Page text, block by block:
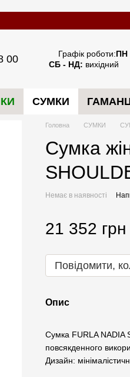
00 Графік роботи:ПН
СБ - НД: вихідний
СУМКИ
Головна СУМКИ
Сумка
Немає в наявності
21 352 грн
Повідомити,
Опис
Сумка FURLA NADIA
повсякденного
Дизайн: